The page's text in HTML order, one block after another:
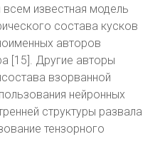
известная модель
состава кусков
авторов
[15]. Другие авторы
взорванной
нейронных
структуры развала
тензорного